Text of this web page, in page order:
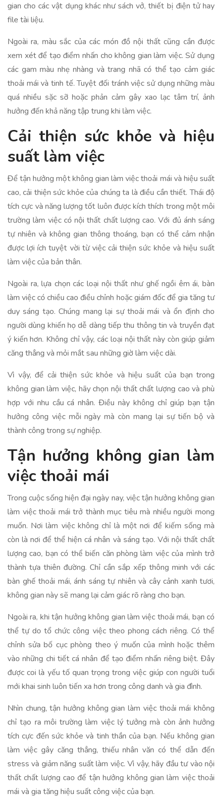
gian cho các vật dụng khác như sách vở, thiết bị điện tử hay
file tài liệu.
Ngoài ra, màu sắc của các món đồ nội thất cũng cần được
xem xét để tạo điểm nhấn cho không gian làm việc. Sử dụng
các gam màu nhẹ nhàng và trang nhã có thể tạo cảm giác
thoải mái và tinh tế. Tuyệt đối tránh việc sử dụng những màu
quá nhiều sặc sỡ hoặc phản cảm gây xao lạc tâm trí, ảnh
hưởng đến khả năng tập trung khi làm việc.
Cải thiện sức khỏe và hiệu
suất làm việc
Để tận hưởng một không gian làm việc thoải mái và hiệu suất
cao, cải thiện sức khỏe của chúng ta là điều cần thiết. Thái độ
tích cực và năng lượng tốt luôn được kích thích trong một môi
trường làm việc có nội thất chất lượng cao. Với đủ ánh sáng
tự nhiên và không gian thông thoáng, bạn có thể cảm nhận
được lợi ích tuyệt vời từ việc cải thiện sức khỏe và hiệu suất
làm việc của bản thân.
Ngoài ra, lựa chọn các loại nội thất như ghế ngồi êm ái, bàn
làm việc có chiều cao điều chỉnh hoặc giám đốc để gia tăng tư
duy sáng tạo. Chúng mang lại sự thoải mái và ổn định cho
người dùng khiến họ dễ dàng tiếp thu thông tin và truyền đạt
ý kiến ​​hơn. Không chỉ vậy, các loại nội thất này còn giúp giảm
căng thẳng và mỏi mắt sau những giờ làm việc dài.
Vì vậy, để cải thiện sức khỏe và hiệu suất của bạn trong
không gian làm việc, hãy chọn nội thất chất lượng cao và phù
hợp với nhu cầu cá nhân. Điều này không chỉ giúp bạn tận
hưởng công việc mỗi ngày mà còn mang lại sự tiến bộ và
thành công trong sự nghiệp.
Tận hưởng không gian làm
việc thoải mái
Trong cuộc sống hiện đại ngày nay, việc tận hưởng không gian
làm việc thoải mái trở thành mục tiêu mà nhiều người mong
muốn. Nơi làm việc không chỉ là một nơi để kiếm sống mà
còn là nơi để thể hiện cá nhân và sáng tạo. Với nội thất chất
lượng cao, bạn có thể biến căn phòng làm việc của mình trở
thành tựa thiên đường. Chỉ cần sắp xếp thông minh với các
bàn ghế thoải mái, ánh sáng tự nhiên và cây cảnh xanh tươi,
không gian này sẽ mang lại cảm giác rõ ràng cho bạn.
Ngoài ra, khi tận hưởng không gian làm việc thoải mái, bạn có
thể tự do tổ chức công việc theo phong cách riêng. Có thể
chỉnh sửa bố cục phòng theo ý muốn của mình hoặc thêm
vào những chi tiết cá nhân để tạo điểm nhấn riêng biệt. Đây
được coi là yếu tố quan trọng trong việc giúp con người tuổi
mới khai sinh luôn tiến xa hơn trong công danh và gia đình.
Nhìn chung, tận hưởng không gian làm việc thoải mái không
chỉ tạo ra môi trường làm việc lý tưởng mà còn ảnh hưởng
tích cực đến sức khỏe và tinh thần của bạn. Nếu không gian
làm việc gây căng thẳng, thiếu nhân văn có thể dẫn đến
stress và giảm năng suất làm việc. Vì vậy, hãy đầu tư vào nội
thất chất lượng cao để tận hưởng không gian làm việc thoải
mái và gia tăng hiệu suất công việc của bạn.